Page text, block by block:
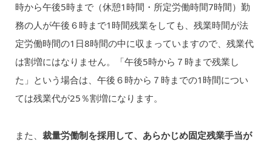
時から午後5時まで（休憩1時間・所定労働時間7時間）勤
務の人が午後６時まで1時間残業をしても、残業時間が法
定労働時間の1日8時間の中に収まっていますので、残業代
は割増にはなりません。「午後5時から７時まで残業し
た」という場合は、午後６時から７時までの1時間につい
ては残業代が25％割増になります。
また、 裁量労働制を採用して、あらかじめ固定残業手当が